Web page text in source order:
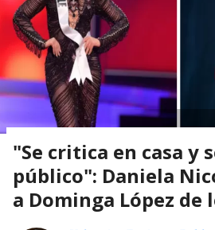
"Se critica en casa y
público": Daniela
a Dominga López de